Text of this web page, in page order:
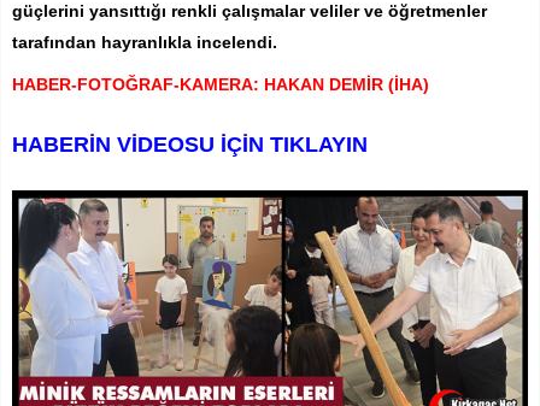
güçlerini yansıttığı renkli çalışmalar veliler ve öğretmenler
tarafından hayranlıkla incelendi.
HABER-FOTOĞRAF-KAMERA: HAKAN DEMİR (İHA)
HABERİN VİDEOSU İÇİN TIKLAYIN